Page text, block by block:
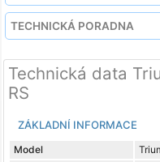
TECHNICKÁ PORADNA
Technická data
RS
ZÁKLADNÍ INFORMACE
Model